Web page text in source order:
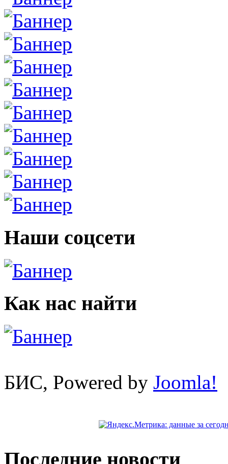
Наши соцсети
Как нас найти
БИС, Powered by Joomla!
Последние новости